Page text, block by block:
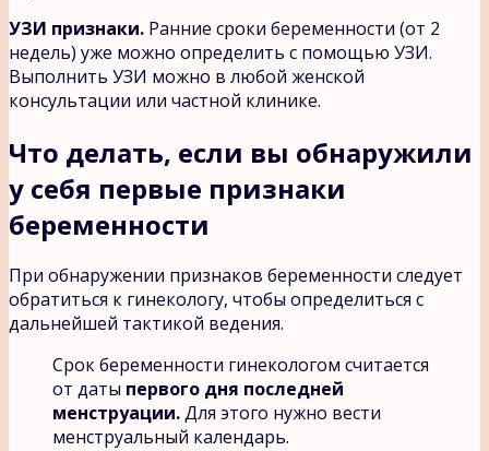
УЗИ признаки. Ранние сроки беременности (от 2
недель) уже можно определить с помощью УЗИ.
Выполнить УЗИ можно в любой женской
консультации или частной клинике.
Что делать, если вы обнаружили
у себя первые признаки
беременности
При обнаружении признаков беременности следует
обратиться к гинекологу, чтобы определиться с
дальнейшей тактикой ведения.
Срок беременности гинекологом считается
от даты первого дня последней
менструации.Для этого нужно вести
менструальный календарь.